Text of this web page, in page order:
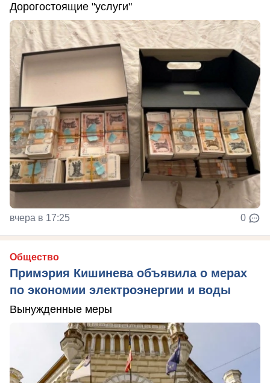
Дорогостоящие "услуги"
вчера в 17:25 0
Общество
Примэрия Кишинева объявила о мерах
по экономии электроэнергии и воды
Вынужденные меры